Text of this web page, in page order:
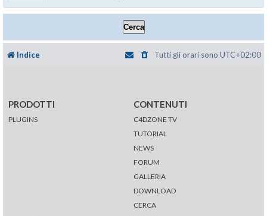
Indice Tutti gli orari sono UTC+02:00
PRODOTTI
PLUGINS
CONTENUTI
C4DZONE TV
TUTORIAL
NEWS
FORUM
GALLERIA
DOWNLOAD
CERCA